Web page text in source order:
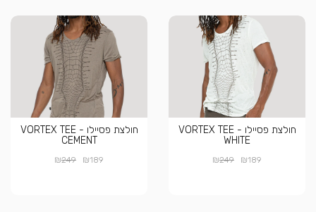
חולצת פסיילו VORTEX TEE -
WHITE
₪189
₪249
חולצת פסיילו VORTEX TEE -
CEMENT
₪189
₪249